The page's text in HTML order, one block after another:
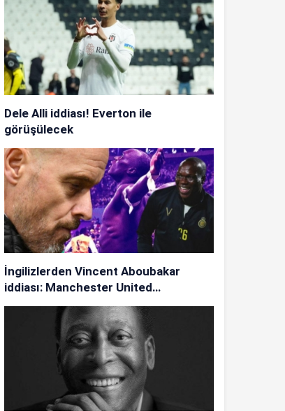
Dele Alli iddiası! Everton ile
görüşülecek
İngilizlerden Vincent Aboubakar
iddiası: Manchester United…